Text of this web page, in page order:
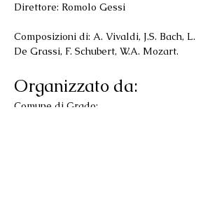
Direttore: Romolo Gessi
Composizioni di: A. Vivaldi, J.S. Bach, L.
De Grassi, F. Schubert, W.A. Mozart.
Organizzato da:
Comune di Grado;